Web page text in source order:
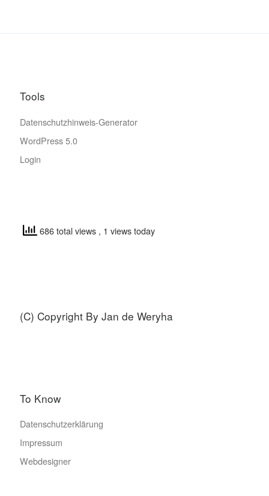
Tools
Datenschutzhinweis-Generator
WordPress 5.0
Login
686 total views , 1 views today
(C) Copyright By Jan de Weryha
To Know
Datenschutzerklärung
Impressum
Webdesigner